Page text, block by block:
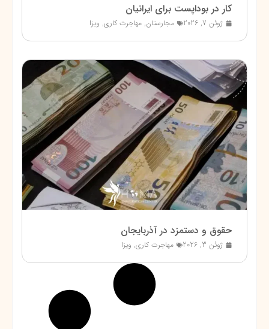
کار در بوداپست برای ایرانیان
ژوئن 7, 2026 مجارستان, مهاجرت کاری, ویزا
حقوق و دستمزد در آذربایجان
ژوئن 3, 2026 مهاجرت کاری, ویزا